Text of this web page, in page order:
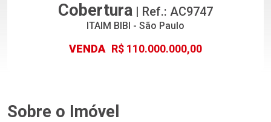
Cobertura | Ref.: AC9747
ITAIM BIBI - São Paulo
VENDA R$ 110.000.000,00
Sobre o Imóvel